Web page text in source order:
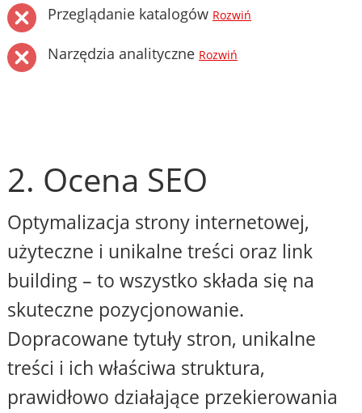
Przeglądanie katalogów Rozwiń
Narzędzia analityczne Rozwiń
2. Ocena SEO
Optymalizacja strony internetowej,
użyteczne i unikalne treści oraz link
building – to wszystko składa się na
skuteczne pozycjonowanie.
Dopracowane tytuły stron, unikalne
treści i ich właściwa struktura,
prawidłowo działające przekierowania